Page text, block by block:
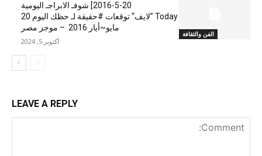
الفن والثقافة
20-5-2016] شوفـ الابراجـ اليومية
Today ”لايف“ توقعات #حقيقة لـ حظك اليوم 20
مايو~أيار 2016 – موجز مصر
أكتوبر 5, 2024
LEAVE A REPLY